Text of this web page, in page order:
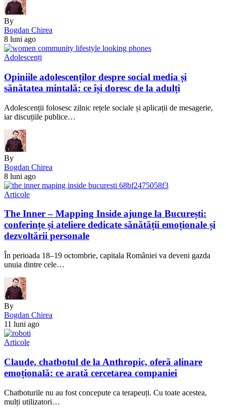
By
Bogdan Chirea
8 luni ago
Adolescenți
Opiniile adolescenților despre social media și
sănătatea mintală: ce își doresc de la adulți
Adolescenții folosesc zilnic rețele sociale și aplicații de mesagerie,
iar discuțiile publice…
By
Bogdan Chirea
8 luni ago
Articole
The Inner – Mapping Inside ajunge la București:
conferințe și ateliere dedicate sănătății emoționale și
dezvoltării personale
În perioada 18–19 octombrie, capitala României va deveni gazda
unuia dintre cele…
By
Bogdan Chirea
11 luni ago
Articole
Claude, chatbotul de la Anthropic, oferă alinare
emoțională: ce arată cercetarea companiei
Chatboturile nu au fost concepute ca terapeuți. Cu toate acestea,
mulți utilizatori…